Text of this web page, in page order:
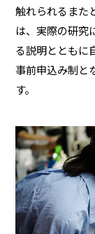
触れられるまた
は、実際の研究
る説明とともに
事前申込み制と
す。